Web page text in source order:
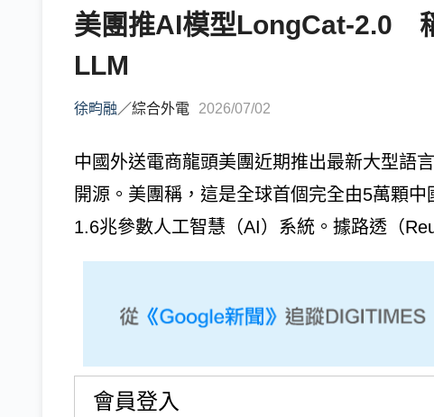
美團推AI模型LongCat-2.0
LLM
徐畇融 ／綜合外電 2026/07/02
中國外送電商龍頭美團近期推出最新大型語
開源。美團稱，這是全球首個完全由5萬顆
1.6兆參數人工智慧（AI）系統。據路透（
會員登入